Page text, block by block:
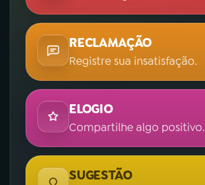
RECLAMAÇÃO
Registre sua insatisfação.
ELOGIO
Compartilhe algo positivo.
SUGESTÃO